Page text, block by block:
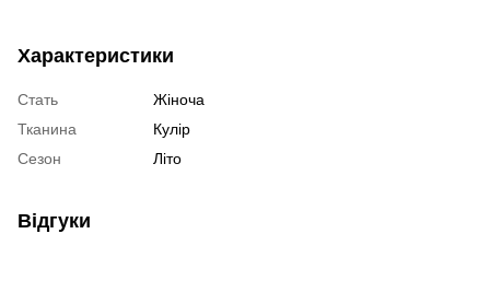
Характеристики
Стать
Жіноча
Тканина
Кулір
Сезон
Літо
Відгуки